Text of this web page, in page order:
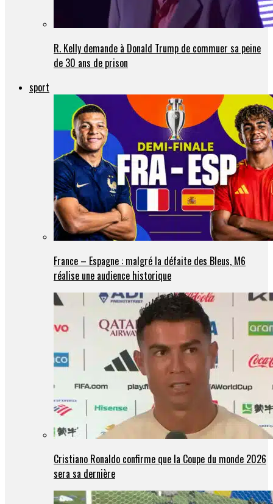
R. Kelly demande à Donald Trump de commuer sa peine
de 30 ans de prison
sport
France – Espagne : malgré la défaite des Bleus, M6
réalise une audience historique
Cristiano Ronaldo confirme que la Coupe du monde 2026
sera sa dernière